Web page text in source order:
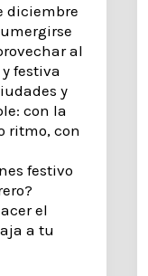
diciembre
al
festiva
y
con la
ritmo, con
festivo
el
a tu